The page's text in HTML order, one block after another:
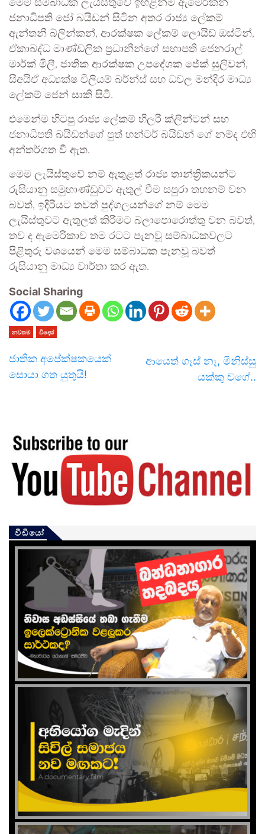
මෙම සම්බාධක ලැයිස්තුවේ ඉහළින්ම ඇමෙරිකන්
ජනාධිපති ජෝ බයිඩන් සිටින අතර රාජ්‍ය ලේකම්
ඇන්තනී බ්ලින්කන්, ආරක්ෂක ලේකම් ලොයිඩ් ඔස්ටින්,
ඒකාබද්ධ මාණ්ඩලික ප්‍රධානීන්ගේ සභාපති ජෙනරාල්
මාර්ක් මිලී, ජාතික ආරක්ෂක උපදේශක ජේක් සුලිවන්,
සීඅයිඒ අධ්‍යක්ෂ විලියම් බර්න්ස් සහ ධවල මන්දිර මාධ්‍ය
ලේකම් ජෙන් සාකි සිටී.
එමෙන්ම හිටපු රාජ්‍ය ලේකම් හිලරි ක්ලින්ටන් සහ
ජනාධිපති බයිඩන්ගේ පුත් හන්ටර් බයිඩන් ගේ නම්ද එහි
අන්තර්ගත වී ඇත.
මෙම ලැයිස්තුවේ නම් ඇතුළත් රාජ්‍ය තාන්ත්‍රිකයන්ට
රුසියානු සමුහාණ්ඩුවට ඇතුල් වීම සපුරා තහනම් වන
බවත්, ඉදිරියට තවත් පුද්ගලයන්ගේ නම් මෙම
ලැයිස්තුවට ඇතුලත් කිරීමට බලාපොරොත්තු වන බවත්,
තව ද ඇමෙරිකාව තම රටට පැනවූ සම්බාධකවලට
පිළිතුරු වශයෙන් මෙම සම්බාධක පැනවූ බවත්
රුසියානු මාධ්‍ය වාර්තා කර ඇත.
Social Sharing
නවතම විදෙස්
ජාතික අපේක්ෂකයෙක්
සොයා ගත යුතුයි!
ආයෙත් ගෑස් නෑ, මිනිස්සු
යක්කු වගේ..
වීඩියෝ